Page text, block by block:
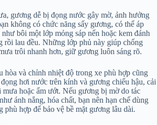
gương dễ bị đọng nước gây mờ, ảnh hưởng
không có chức năng sấy gương, có thể áp
bôi một lớp mỏng sáp nến hoặc kem đánh
rồi lau đều. Những lớp phủ này giúp chống
trôi nhanh hơn, giữ gương luôn sáng rõ.
hòa và chỉnh nhiệt độ trong xe phù hợp cũng
hơi nước trên kính và gương chiếu hậu, cải
hoặc ẩm ướt. Nếu gương bị mờ do tác
ánh nắng, hóa chất, bạn nên hạn chế dùng
phù hợp để bảo vệ bề mặt gương lâu dài.